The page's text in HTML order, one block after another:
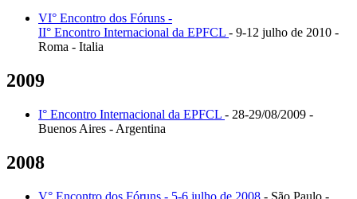
VI° Encontro dos Fóruns -
II° Encontro Internacional da EPFCL - 9-12 julho de 2010 -
Roma - Italia
2009
I° Encontro Internacional da EPFCL - 28-29/08/2009 -
Buenos Aires - Argentina
2008
V° Encontro dos Fóruns - 5-6 julho de 2008 - São Paulo -